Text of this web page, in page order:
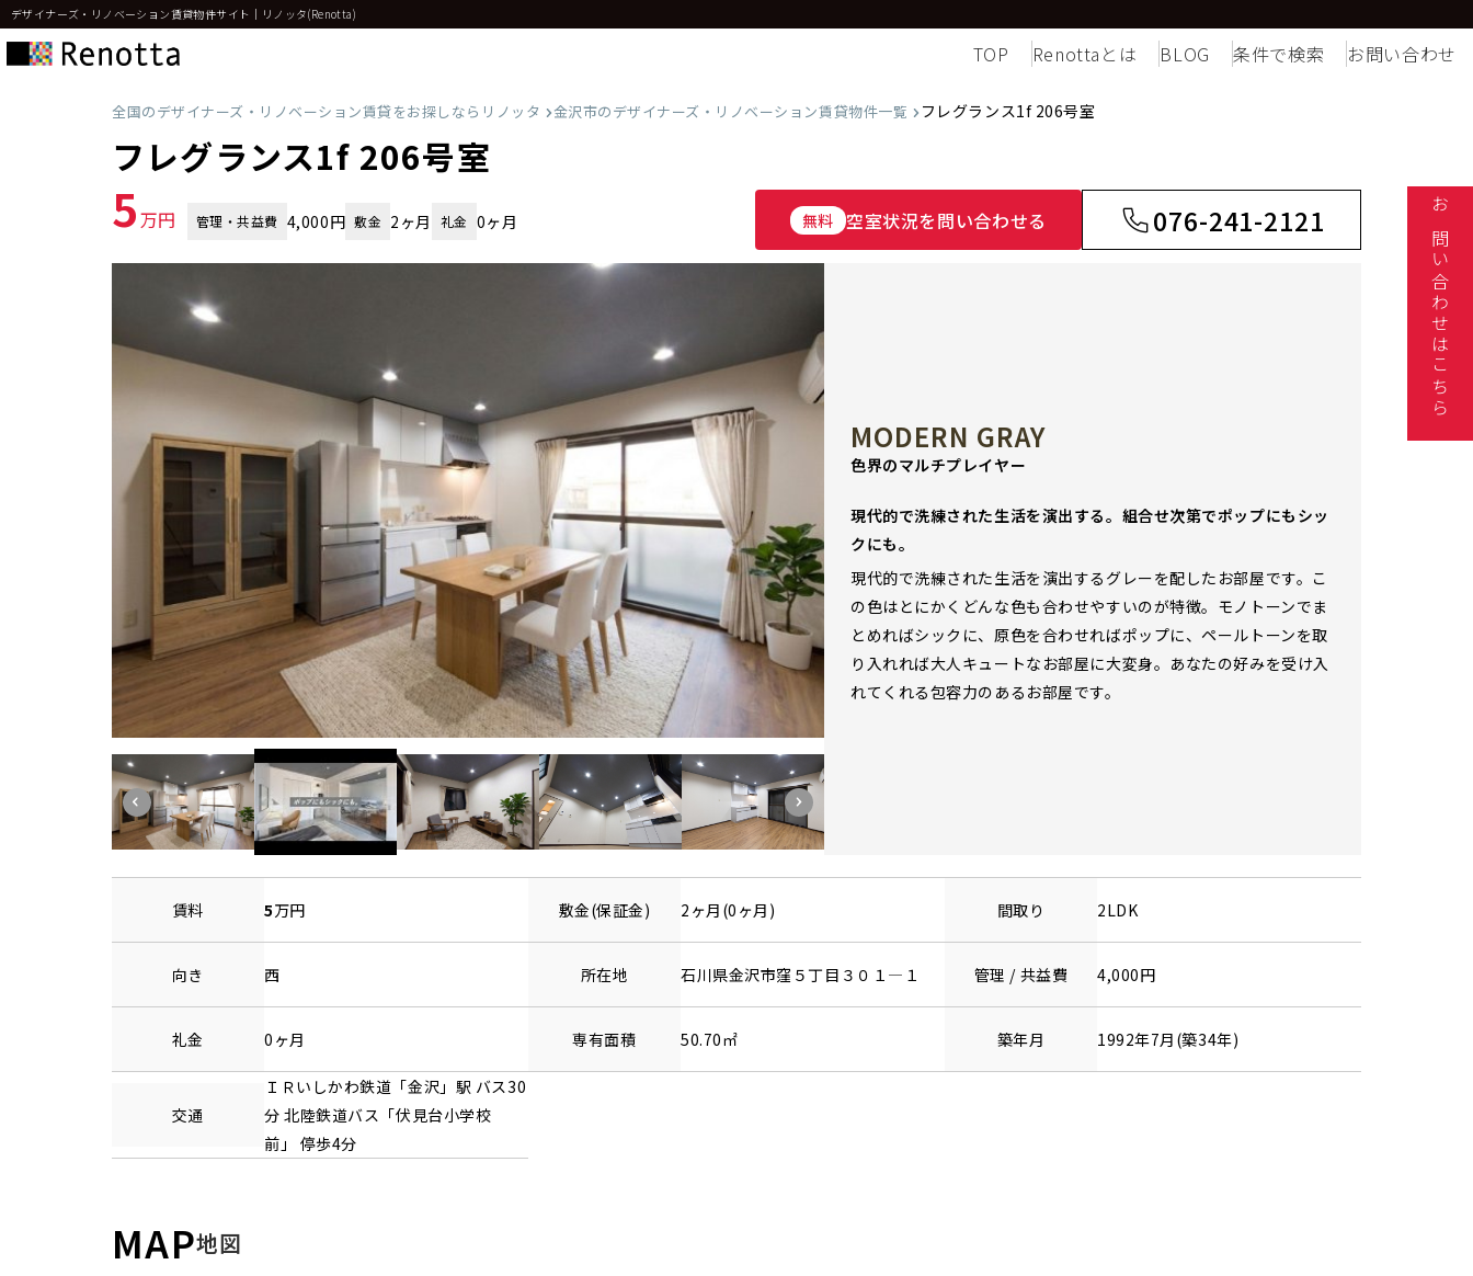
デザイナーズ・リノベーション賃貸物件サイト｜リノッタ(Renotta)
TOP Renottaとは BLOG 条件で検索 お問い合わせ
全国のデザイナーズ・リノベーション賃貸をお探しならリノッタ 金沢市のデザイナーズ・リノベーション賃貸物件一覧 フレグランス1f 206号室
フレグランス1f 206号室
5万円 管理・共益費 4,000円 敷金 2ヶ月 礼金 0ヶ月 無料 空室状況を問い合わせる 076-241-2121
MODERN GRAY
色界のマルチプレイヤー
現代的で洗練された生活を演出する。組合せ次第でポップにもシッ
クにも。
現代的で洗練された生活を演出するグレーを配したお部屋です。こ
の色はとにかくどんな色も合わせやすいのが特徴。モノトーンでま
とめればシックに、原色を合わせればポップに、ペールトーンを取
り入れれば大人キュートなお部屋に大変身。あなたの好みを受け入
れてくれる包容力のあるお部屋です。
賃料 5万円 敷金(保証金) 2ヶ月(0ヶ月) 間取り 2LDK
向き 西 所在地 石川県金沢市窪 ５丁目３０１—１ 管理 / 共益費 4,000円
礼金 0ヶ月 専有面積 50.70㎡ 築年月 1992年7月(築34年)
交通
ＩＲいしかわ鉄道 「金沢 」駅 バス30
分 北陸鉄道バス「伏見台小学校
前」 停歩4分
MAP地図
お問い合わせはこちら